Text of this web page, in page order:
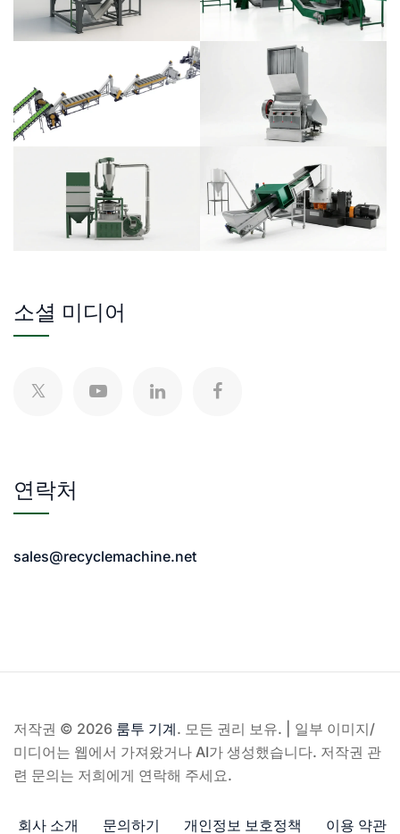
소셜 미디어
연락처
sales@recyclemachine.net
저작권 © 2026 룸투 기계. 모든 권리 보유. | 일부 이미지/
미디어는 웹에서 가져왔거나 AI가 생성했습니다. 저작권 관
련 문의는 저희에게 연락해 주세요.
회사 소개 문의하기 개인정보 보호정책 이용 약관